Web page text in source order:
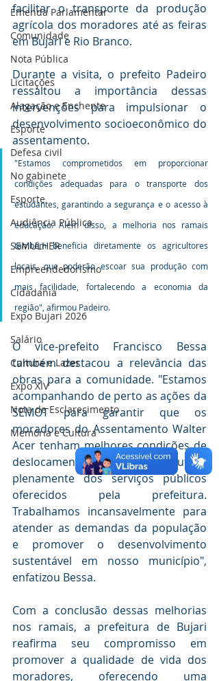
Emenda Parlamentar
Comunidade
Nota Pública
Licitações
Alagação e Enchente
Esporte
Defesa civil
No gabinete
Esporte
Audiência Pública
SEMULHER
Empreendedorismo
Cidadania
Expo Bujari 2026
Salário
Cultura e Lazer
Expo XIV
Nota de Esclarecimento
Memória e Cultura
facilitar o transporte da produção
agrícola dos moradores até as feiras
em Bujari e Rio Branco.
Durante a visita, o prefeito Padeiro
ressaltou a importância dessas
intervenções para impulsionar o
desenvolvimento socioeconômico do
assentamento.
"Estamos comprometidos em proporcionar
condições adequadas para o transporte dos
estudantes, garantindo a segurança e o acesso à
educação. Além disso, a melhoria nos ramais
também beneficia diretamente os agricultores
locais, que poderão escoar sua produção com
mais facilidade, fortalecendo a economia da
região", afirmou Padeiro.
O vice-prefeito Francisco Bessa
também destacou a relevância das
obras para a comunidade. "Estamos
acompanhando de perto as ações da
SEMOT para garantir que os
moradores do Assentamento Walter
Acer tenham melhores condições de
deslocamento e possam usufruir
plenamente dos serviços públicos
oferecidos pela prefeitura.
Trabalhamos incansavelmente para
atender as demandas da população
e promover o desenvolvimento
sustentável em nosso município",
enfatizou Bessa.
Com a conclusão dessas melhorias
nos ramais, a prefeitura de Bujari
reafirma seu compromisso em
promover a qualidade de vida dos
moradores, oferecendo uma